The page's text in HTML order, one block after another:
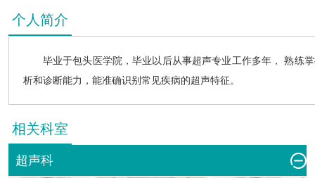
个人简介
毕业于包头医学院，毕业以后从事超声专业工作多年， 熟练
析和诊断能力，能准确识别常见疾病的超声特征。
相关科室
超声科